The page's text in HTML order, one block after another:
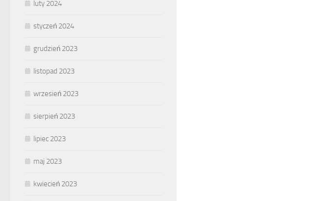
luty 2024
styczeń 2024
grudzień 2023
listopad 2023
wrzesień 2023
sierpień 2023
lipiec 2023
maj 2023
kwiecień 2023